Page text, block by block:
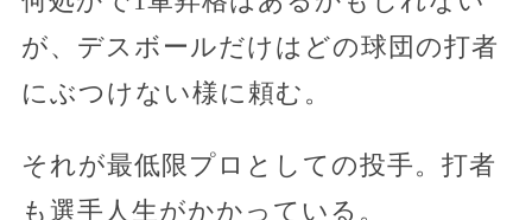
が、デスボールだけはどの球団の打者
にぶつけない様に頼む。
それが最低限プロとしての投手。打者
も選手人生がかかっている。